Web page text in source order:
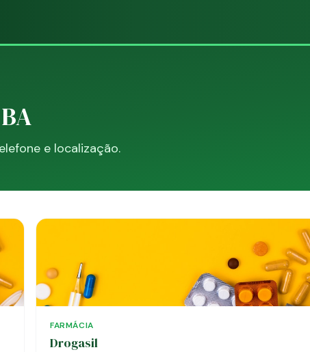
e localização.
FARMÁCIA
Drogasil